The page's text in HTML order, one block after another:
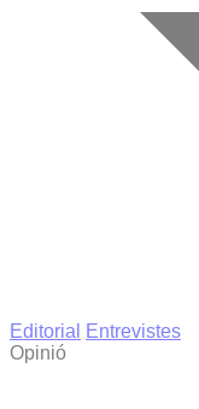
Editorial
Entrevistes
Opinió